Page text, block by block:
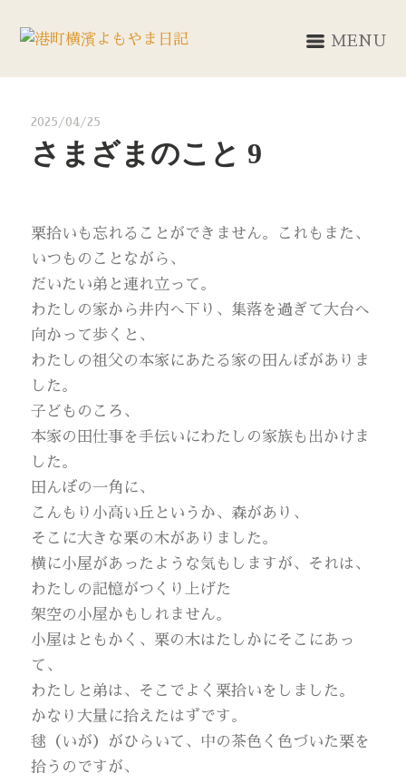
MENU
2025/04/25
さまざまのこと 9
栗拾いも忘れることができません。これもまた、
いつものことながら、
だいたい弟と連れ立って。
わたしの家から井内へ下り、集落を過ぎて大台へ
向かって歩くと、
わたしの祖父の本家にあたる家の田んぼがありま
した。
子どものころ、
本家の田仕事を手伝いにわたしの家族も出かけま
した。
田んぼの一角に、
こんもり小高い丘というか、森があり、
そこに大きな栗の木がありました。
横に小屋があったような気もしますが、それは、
わたしの記憶がつくり上げた
架空の小屋かもしれません。
小屋はともかく、栗の木はたしかにそこにあっ
て、
わたしと弟は、そこでよく栗拾いをしました。
かなり大量に拾えたはずです。
毬（いが）がひらいて、中の茶色く色づいた栗を
拾うのですが、